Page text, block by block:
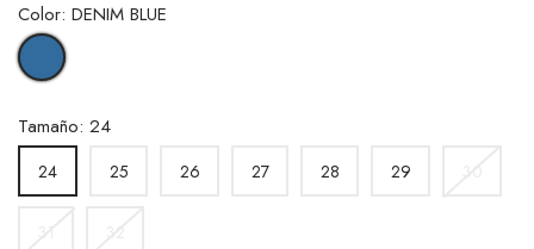
Color: DENIM BLUE
DENIM
BLUE
Tamaño: 24
24 25 26 27 28 29